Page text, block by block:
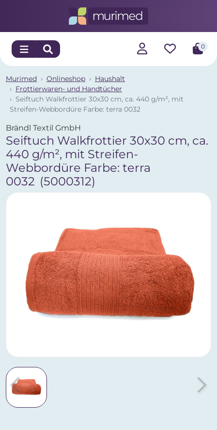
0
Murimed Onlineshop
Haushalt
Frottierwaren- und Handtücher
Seiftuch Walkfrottier 30x30 cm, ca. 440 g/m², mit
Streifen-Webbordüre Farbe: terra 0032
Brändl Textil GmbH
Seiftuch Walkfrottier 30x30 cm, ca.
440 g/m², mit Streifen-
Webbordüre Farbe: terra
0032 (5000312)